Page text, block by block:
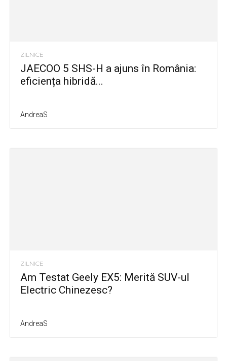
ZILNICE
JAECOO 5 SHS-H a ajuns în România:
eficiența hibridă...
AndreaS
ZILNICE
Am Testat Geely EX5: Merită SUV-ul
Electric Chinezesc?
AndreaS